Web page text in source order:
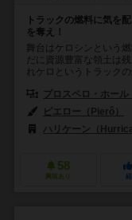
トラックの燃料に気を
を奪え！
舞台はケロシンという
だに資源豊富な領土は
れケロというトラック
プロスペロ・ホール
ピエロー（Pierô）
ハリケーン（
58
興味あり